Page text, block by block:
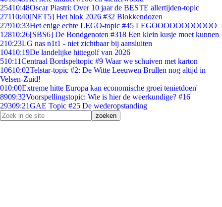
25410:48Oscar Piastri: Over 10 jaar de BESTE allertijden-topic
27110:40[NET5] Het blok 2026 #32 Blokkendozen
27910:33Het enige echte LEGO-topic #45 LEGOOOOOOOOOOO
12810:26[SBS6] De Bondgenoten #318 Een klein kusje moet kunnen
210:23LG nas n1t1 - niet zichtbaar bij aansluiten
10410:19De landelijke hittegolf van 2026
510:11Centraal Bordspeltopic #9 Waar we schuiven met karton
10610:02Telstar-topic #2: De Witte Leeuwen Brullen nog altijd in
Velsen-Zuid!
010:00Extreme hitte Europa kan economische groei tenietdoen'
8909:32Voorspellingstopic: Wie is hier de weerkundige? #16
29309:21GAE Topic #25 De wederopstanding